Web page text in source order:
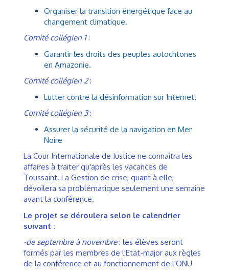
Organiser la transition énergétique face au
changement climatique.
Comité collégien 1:
Garantir les droits des peuples autochtones
en Amazonie.
Comité collégien 2:
Lutter contre la désinformation sur Internet.
Comité collégien 3:
Assurer la sécurité de la navigation en Mer
Noire
La Cour Internationale de Justice ne connaîtra les
affaires à traiter qu'après les vacances de
Toussaint. La Gestion de crise, quant à elle,
dévoilera sa problématique seulement une semaine
avant la conférence.
Le projet se déroulera selon le calendrier
suivant :
-de septembre à novembre: les élèves seront
formés par les membres de l'Etat-major aux règles
de la conférence et au fonctionnement de l'ONU